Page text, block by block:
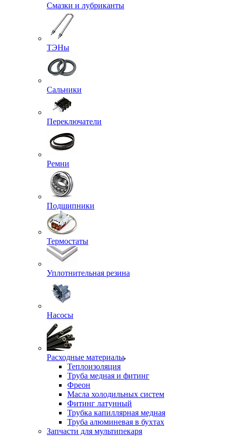
Смазки и лубриканты
ТЭНы
Сальники
Переключатели
Ремни
Подшипники
Термостаты
Уплотнительная резина
Насосы
Расходные материалы
Теплоизоляция
Труба медная и фитинг
Фреон
Масла холодильных систем
Фитинг латунный
Трубка капиллярная медная
Труба алюминевая в бухтах
Запчасти для мультипекаря